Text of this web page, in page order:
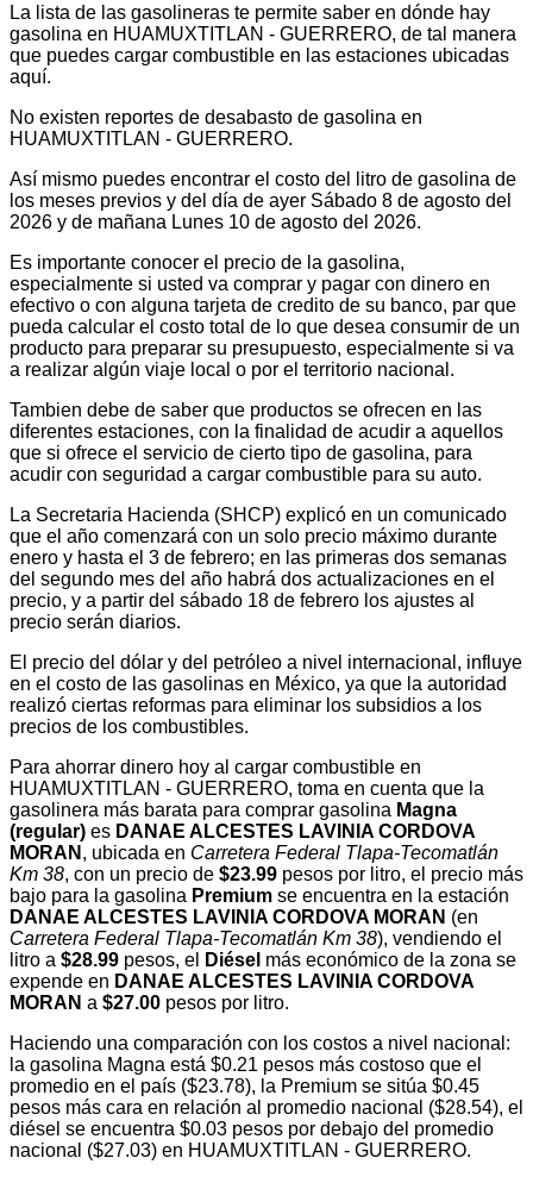
La lista de las gasolineras te permite saber en dónde hay
gasolina en HUAMUXTITLAN - GUERRERO, de tal manera
que puedes cargar combustible en las estaciones ubicadas
aquí.
No existen reportes de desabasto de gasolina en
HUAMUXTITLAN - GUERRERO.
Así mismo puedes encontrar el costo del litro de gasolina de
los meses previos y del día de ayer Sábado 8 de agosto del
2026 y de mañana Lunes 10 de agosto del 2026.
Es importante conocer el precio de la gasolina,
especialmente si usted va comprar y pagar con dinero en
efectivo o con alguna tarjeta de credito de su banco, par que
pueda calcular el costo total de lo que desea consumir de un
producto para preparar su presupuesto, especialmente si va
a realizar algún viaje local o por el territorio nacional.
Tambien debe de saber que productos se ofrecen en las
diferentes estaciones, con la finalidad de acudir a aquellos
que si ofrece el servicio de cierto tipo de gasolina, para
acudir con seguridad a cargar combustible para su auto.
La Secretaria Hacienda (SHCP) explicó en un comunicado
que el año comenzará con un solo precio máximo durante
enero y hasta el 3 de febrero; en las primeras dos semanas
del segundo mes del año habrá dos actualizaciones en el
precio, y a partir del sábado 18 de febrero los ajustes al
precio serán diarios.
El precio del dólar y del petróleo a nivel internacional, influye
en el costo de las gasolinas en México, ya que la autoridad
realizó ciertas reformas para eliminar los subsidios a los
precios de los combustibles.
Para ahorrar dinero hoy al cargar combustible en
HUAMUXTITLAN - GUERRERO, toma en cuenta que la
gasolinera más barata para comprar gasolina Magna
(regular) es DANAE ALCESTES LAVINIA CORDOVA
MORAN , ubicada en Carretera Federal Tlapa-Tecomatlán
Km 38, con un precio de $23.99 pesos por litro, el precio más
bajo para la gasolina Premium se encuentra en la estación
DANAE ALCESTES LAVINIA CORDOVA MORAN (en
Carretera Federal Tlapa-Tecomatlán Km 38), vendiendo el
litro a $28.99 pesos, el Diésel más económico de la zona se
expende en DANAE ALCESTES LAVINIA CORDOVA
MORAN a $27.00 pesos por litro.
Haciendo una comparación con los costos a nivel nacional:
la gasolina Magna está $0.21 pesos más costoso que el
promedio en el país ($23.78), la Premium se sitúa $0.45
pesos más cara en relación al promedio nacional ($28.54), el
diésel se encuentra $0.03 pesos por debajo del promedio
nacional ($27.03) en HUAMUXTITLAN - GUERRERO.